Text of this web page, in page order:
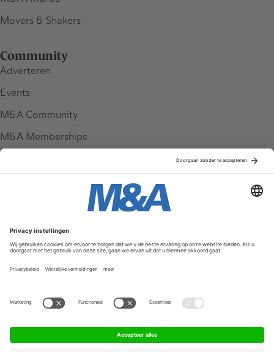
Movers & Shakers
Community
Adverteren
Events
M&A Community
M&A Memberships
Service & Contact
Contact
FAQ
Werken bij ons
Algemene Voorwaarden